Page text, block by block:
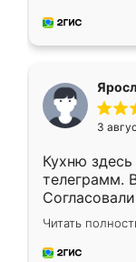
для замера
предложил
3
Кухню
телеграмм.
недели
довольны
мебель за
Читать